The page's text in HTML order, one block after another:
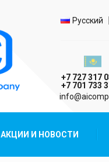
Выбор
Русский
+7 727 317
+7 701 733
АКЦИИ И НОВОСТИ